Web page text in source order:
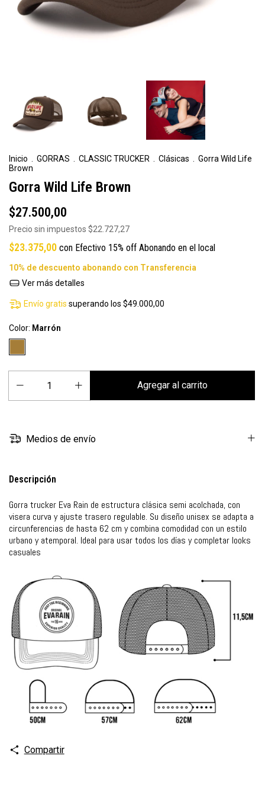
Inicio GORRAS CLASSIC TRUCKER Clásicas
Gorra Wild Life
Brown
Gorra Wild Life Brown
$27.500,00
Precio sin impuestos $22.727,27
$23.375,00 con Efectivo 15% off Abonando en el local
Ver más detalles
Envío gratis superando los$49.000,00
Color: Marrón
Medios de envío
Descripción
Gorra trucker Eva Rain de estructura clásica semi acolchada, con
visera curva y ajuste trasero regulable. Su diseño unisex se adapta a
circunferencias de hasta 62 cm y combina comodidad con un estilo
urbano y atemporal. Ideal para usar todos los días y completar looks
casuales
Compartir